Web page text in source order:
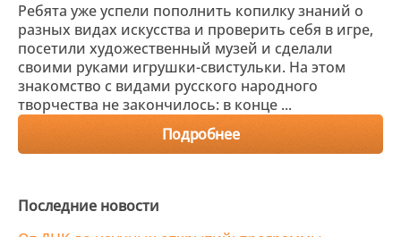
Ребята уже успели пополнить копилку знаний о
разных видах искусства и проверить себя в игре,
посетили художественный музей и сделали
своими руками игрушки-свистульки. На этом
знакомство с видами русского народного
творчества не закончилось: в конце ...
Подробнее
Последние новости